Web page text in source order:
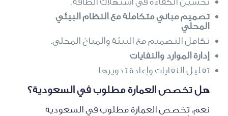
تصميم مباني متكاملة مع النظام البيئي
المحلي
تكامل التصميم مع البيئة والمناخ المحلي.
إدارة الموارد والنفايات
تقليل النفايات وإعادة تدويرها.
هل تخصص العمارة مطلوب في السعودية؟
نعم، تخصص العمارة مطلوب في السعودية